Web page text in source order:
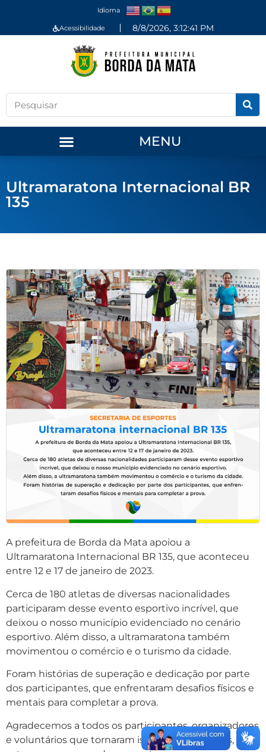
Idioma
Acessibilidade 8/8/2026, 3:12:41 PM
MENU
Ultramaratona Internacional BR
135
A prefeitura de Borda da Mata apoiou a
Ultramaratona Internacional BR 135, que aconteceu
entre 12 e 17 de janeiro de 2023.
Cerca de 180 atletas de diversas nacionalidades
participaram desse evento esportivo incrível, que
deixou o nosso município evidenciado no cenário
esportivo. Além disso, a ultramaratona também
movimentou o comércio e o turismo da cidade.
Foram histórias de superação e dedicação por parte
dos participantes, que enfrentaram desafios físicos e
mentais para completar a prova.
Agradecemos a todos os participantes, organizadores
e voluntários que tornaram isso possível. Juntos,